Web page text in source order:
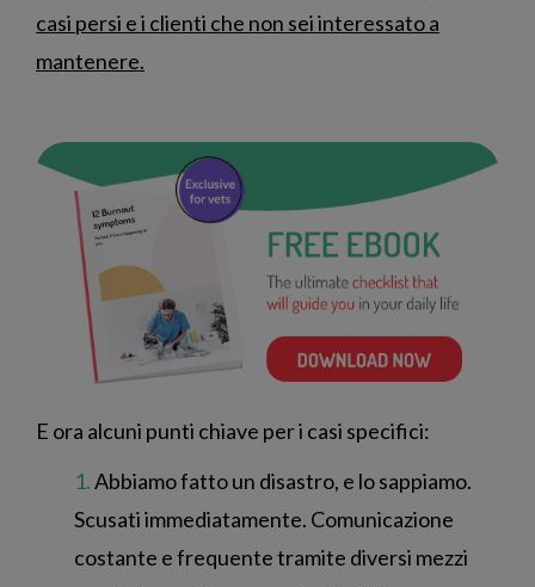
casi persi e i clienti che non sei interessato a
mantenere.
E ora alcuni punti chiave per i casi specifici:
Abbiamo fatto un disastro, e lo sappiamo.
Scusati immediatamente. Comunicazione
costante e frequente tramite diversi mezzi